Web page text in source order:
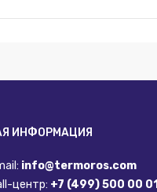
ИНФОРМАЦИЯ
info@termoros.com
центр: +7 (499) 500 00 01